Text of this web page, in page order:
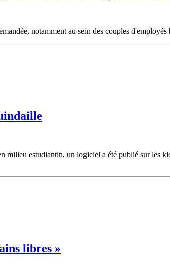
notamment au sein des couples
estudiantin, un logiciel a été publié sur les
libres »